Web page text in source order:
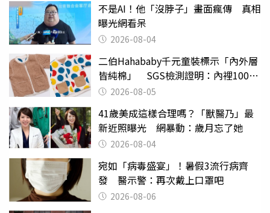
不是AI！他「沒脖子」畫面瘋傳 真相
曝光網看呆
2026-08-04
二伯Hahababy千元童裝標示「內外層
皆純棉」 SGS檢測證明：內裡100%
聚酯纖維
2026-08-05
41歲美成這樣合理嗎？「獸醫乃」最
新近照曝光 網暴動：歲月忘了她
2026-08-04
宛如「病毒盛宴」！暑假3流行病齊
發 醫示警：再次戴上口罩吧
2026-08-06